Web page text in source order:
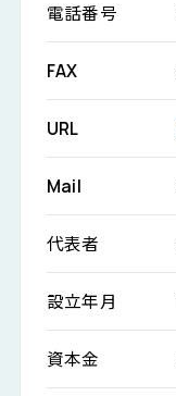
電話番号
FAX
URL
Mail
代表者
設立年月
資本金